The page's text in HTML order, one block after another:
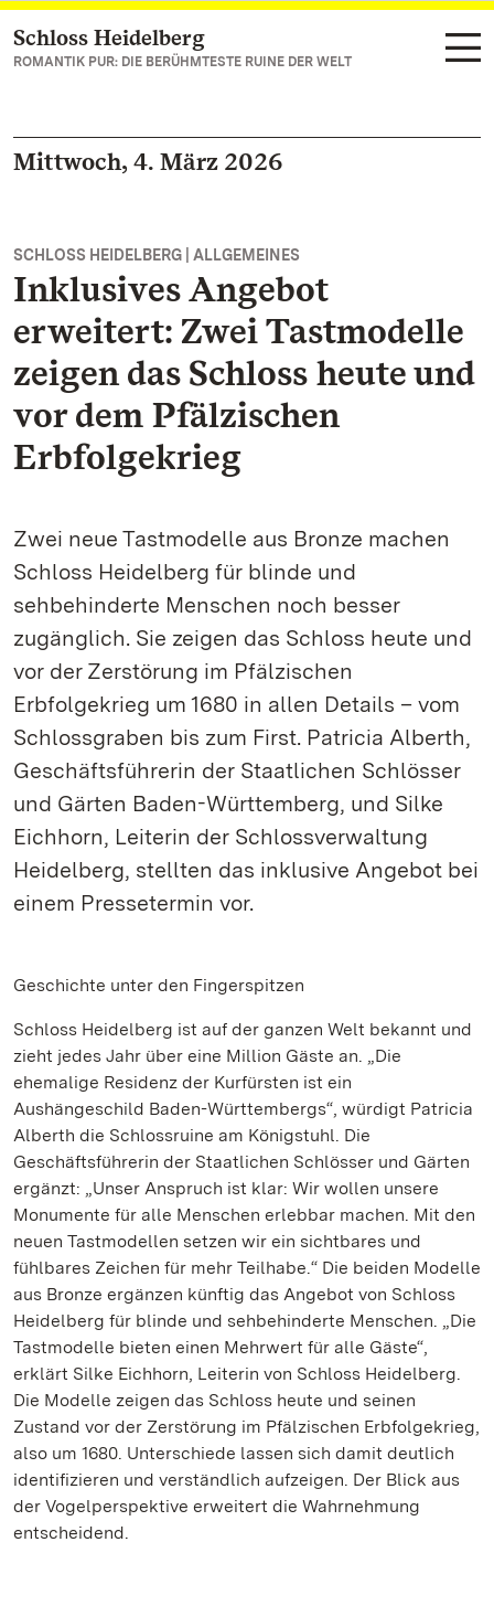
Zum Hauptinhalt springen
Schloss Heidelberg
ROMANTIK PUR: DIE BERÜHMTESTE RUINE DER WELT
Mittwoch, 4. März 2026
SCHLOSS HEIDELBERG | ALLGEMEINES
Inklusives Angebot
erweitert: Zwei Tastmodelle
zeigen das Schloss heute und
vor dem Pfälzischen
Erbfolgekrieg
Zwei neue Tastmodelle aus Bronze machen
Schloss Heidelberg für blinde und
sehbehinderte Menschen noch besser
zugänglich. Sie zeigen das Schloss heute und
vor der Zerstörung im Pfälzischen
Erbfolgekrieg um 1680 in allen Details – vom
Schlossgraben bis zum First. Patricia Alberth,
Geschäftsführerin der Staatlichen Schlösser
und Gärten Baden-Württemberg, und Silke
Eichhorn, Leiterin der Schlossverwaltung
Heidelberg, stellten das inklusive Angebot bei
einem Pressetermin vor.
Geschichte unter den Fingerspitzen
Schloss Heidelberg ist auf der ganzen Welt bekannt und
zieht jedes Jahr über eine Million Gäste an. „Die
ehemalige Residenz der Kurfürsten ist ein
Aushängeschild Baden-Württembergs“, würdigt Patricia
Alberth die Schlossruine am Königstuhl. Die
Geschäftsführerin der Staatlichen Schlösser und Gärten
ergänzt: „Unser Anspruch ist klar: Wir wollen unsere
Monumente für alle Menschen erlebbar machen. Mit den
neuen Tastmodellen setzen wir ein sichtbares und
fühlbares Zeichen für mehr Teilhabe.“ Die beiden Modelle
aus Bronze ergänzen künftig das Angebot von Schloss
Heidelberg für blinde und sehbehinderte Menschen. „Die
Tastmodelle bieten einen Mehrwert für alle Gäste“,
erklärt Silke Eichhorn, Leiterin von Schloss Heidelberg.
Die Modelle zeigen das Schloss heute und seinen
Zustand vor der Zerstörung im Pfälzischen Erbfolgekrieg,
also um 1680. Unterschiede lassen sich damit deutlich
identifizieren und verständlich aufzeigen. Der Blick aus
der Vogelperspektive erweitert die Wahrnehmung
entscheidend.